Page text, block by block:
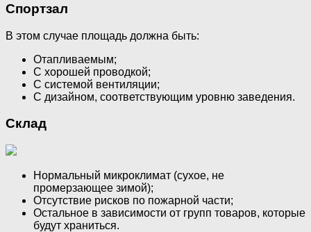
Спортзал
В этом случае площадь должна быть:
Отапливаемым;
С хорошей проводкой;
С системой вентиляции;
С дизайном, соответствующим уровню заведения.
Склад
Нормальный микроклимат (сухое, не
промерзающее зимой);
Отсутствие рисков по пожарной части;
Остальное в зависимости от групп товаров, которые
будут храниться.